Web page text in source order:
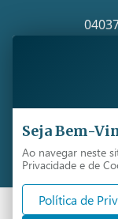
Todos os direitos
Seja Bem-
Ao navegar neste
Privacidade e de
Política de